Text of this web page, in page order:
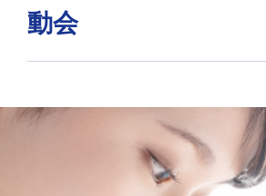
動会